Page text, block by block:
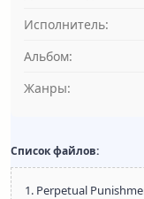
Исполнитель:
Альбом:
Жанры:
Список файлов:
1. Perpetual